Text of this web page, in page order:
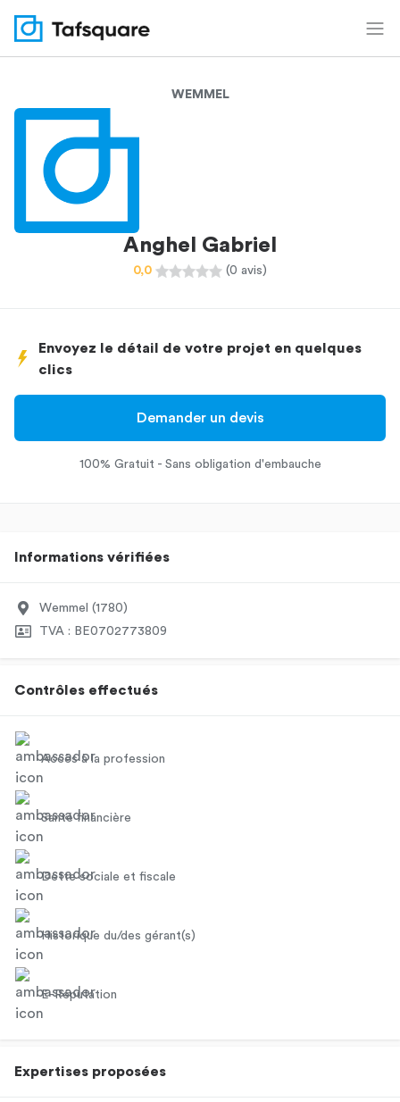
WEMMEL
Anghel Gabriel
0,0 (0 avis)
Envoyez le détail de votre projet en quelques
clics
Demander un devis
100% Gratuit - Sans obligation d'embauche
Informations vérifiées
Wemmel (1780)
TVA : BE0702773809
Contrôles effectués
Accès à la profession
Santé financière
Dette sociale et fiscale
Historique du/des gérant(s)
E-Réputation
Expertises proposées